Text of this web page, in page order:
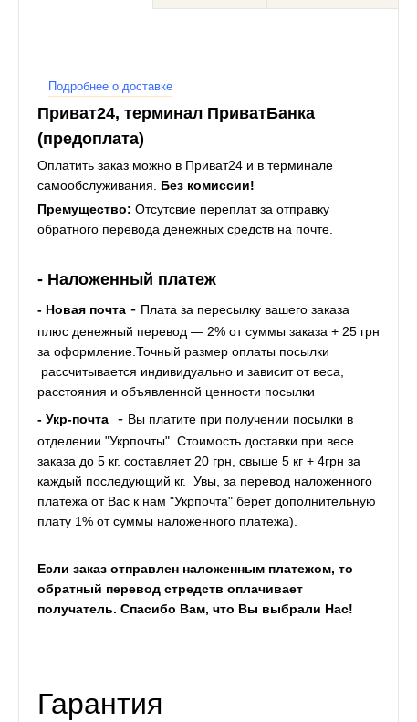
Подробнее о доставке
Приват24, терминал ПриватБанка
(предоплата)
Оплатить заказ можно в Приват24 и в терминале
самообслуживания. Без комиссии!
Премущество: Отсутсвие переплат за отправку
обратного перевода денежных средств на почте.
- Наложенный платеж
- Новая почта- Плата за пересылку вашего заказа
плюс денежный перевод — 2% от суммы заказа + 25 грн
за оформление.Точный размер оплаты посылки
рассчитывается индивидуально и зависит от веса,
расстояния и объявленной ценности посылки
- Укр-почта- Вы платите при получении посылки в
отделении "Укрпочты". Стоимость доставки при весе
заказа до 5 кг. составляет 20 грн, свыше 5 кг + 4грн за
каждый последующий кг. Увы, за перевод наложенного
платежа от Вас к нам "Укрпочта" берет дополнительную
плату 1% от суммы наложенного платежа).
Если заказ отправлен наложенным платежом, то
обратный перевод стредств оплачивает
получатель. Спасибо Вам, что Вы выбрали Нас!
Гарантия